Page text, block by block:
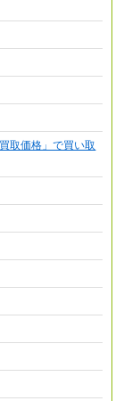
取価格」で買い取